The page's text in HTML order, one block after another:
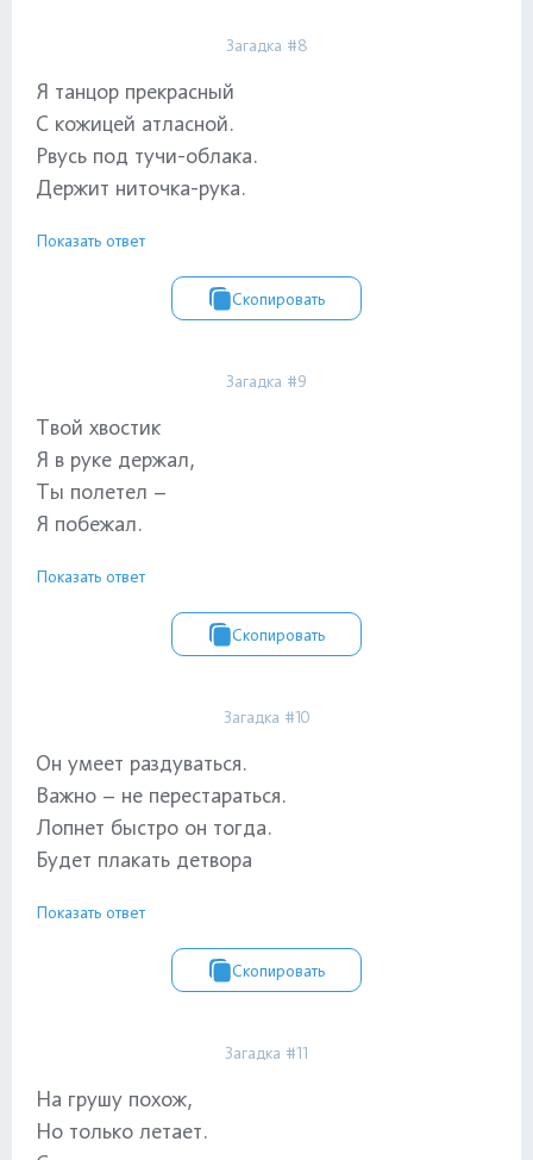
Загадка #8
Я танцор прекрасный
С кожицей атласной.
Рвусь под тучи-облака.
Держит ниточка-рука.
Показать ответ
Скопировать
Загадка #9
Твой хвостик
Я в руке держал,
Ты полетел –
Я побежал.
Показать ответ
Скопировать
Загадка #10
Он умеет раздуваться.
Важно – не перестараться.
Лопнет быстро он тогда.
Будет плакать детвора
Показать ответ
Скопировать
Загадка #11
На грушу похож,
Но только летает.